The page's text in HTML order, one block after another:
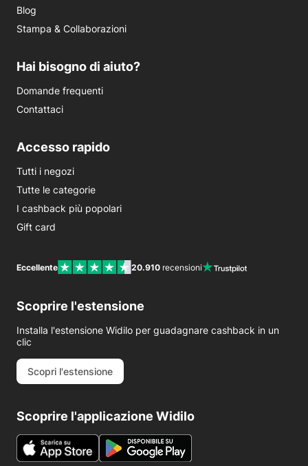
Blog
Stampa & Collaborazioni
Hai bisogno di aiuto?
Domande frequenti
Contattaci
Accesso rapido
Tutti i negozi
Tutte le categorie
I cashback più popolari
Gift card
Eccellente 20.910 recensioni
Scoprire l'estensione
Installa l'estensione Widilo per guadagnare cashback in un
clic
Scopri l'estensione
Scoprire l'applicazione Widilo